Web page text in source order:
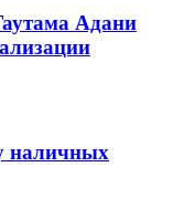
Адани
наличных